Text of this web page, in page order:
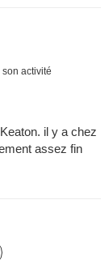
son activité
il y a chez
assez fin